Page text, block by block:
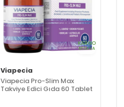
KARGO
BEDAVA
Viapecia
Viapecia Pro-Slim Max
Takviye Edici Gıda 60 Tablet